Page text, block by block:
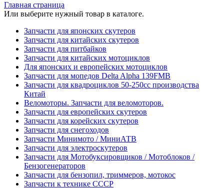
Главная страница
Или выберите нужный товар в каталоге.
Запчасти для японских скутеров
Запчасти для китайских скутеров
Запчасти для питбайков
Запчасти для китайских мотоциклов
Для японских и европейских мотоциклов
Запчасти для мопедов Delta Alpha 139FMB
Запчасти для квадроциклов 50-250сс производства
Китай
Веломоторы. Запчасти для веломоторов.
Запчасти для европейских скутеров
Запчасти для корейских скутеров
Запчасти для снегоходов
Запчасти Минимото / МиниАТВ
Запчасти для электроскутеров
Запчасти для Мотобуксировщиков / Мотоблоков /
Бензогенераторов
Запчасти для бензопил, триммеров, мотокос
Запчасти к технике СССР